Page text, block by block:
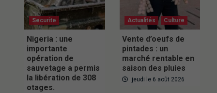
Securite
Nigeria : une
importante
opération de
sauvetage a permis
la libération de 308
otages.
Actualités Culture
Vente d’oeufs de
pintades : un
marché rentable en
saison des pluies
jeudi le 6 août 2026